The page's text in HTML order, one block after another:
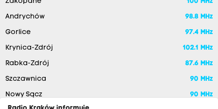
Andrychów 98.8 MHz
Gorlice 97.4 MHz
Krynica-Zdrój 102.1 MHz
Rabka-Zdrój 87.6 MHz
Szczawnica 90 MHz
Nowy Sącz
90 MHz